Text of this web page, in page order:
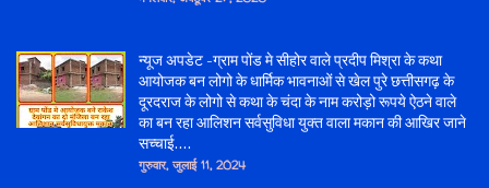
न्यूज अपडेट -ग्राम पोंड मे सीहोर वाले प्रदीप मिश्रा के कथा
आयोजक बन लोगो के धार्मिक भावनाओं से खेल पुरे छत्तीसगढ़ के
दूरदराज के लोगो से कथा के चंदा के नाम करोड़ो रूपये ऐठने वाले
का बन रहा आलिशन सर्वसुविधा युक्त वाला मकान की आखिर जाने
सच्चाई....
गुरुवार, जुलाई 11, 2024